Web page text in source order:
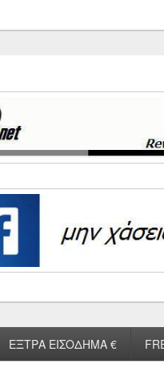
ΕΞΤΡΑ ΕΙΣΟΔΗΜΑ €